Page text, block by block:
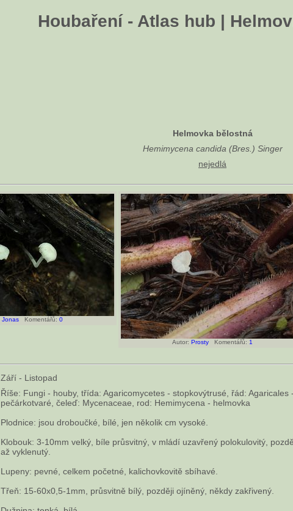
Houbaření - Atlas hub |
Helmovka bělostná
Hemimycena candida (Bres.) Singer
nejedlá
JonasKomentářů: 0
Autor: Prosty Komentářů: 1
Září - Listopad
Říše: Fungi - houby, třída: Agaricomycetes - stopkovýtrusé, řád: Agaricales -
pečárkotvaré, čeleď: Mycenaceae, rod: Hemimycena - helmovka
Plodnice: jsou droboučké, bílé, jen několik cm vysoké.
Klobouk: 3-10mm velký, bíle průsvitný, v mládí uzavřený polokulovitý,
až vyklenutý.
Lupeny: pevné, celkem početné, kalichovkovitě sbíhavé.
Třeň: 15-60x0,5-1mm, průsvitně bílý, později ojíněný, někdy zakřivený.